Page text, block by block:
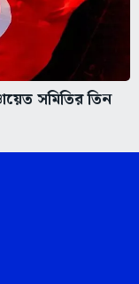
সমিতির তিন